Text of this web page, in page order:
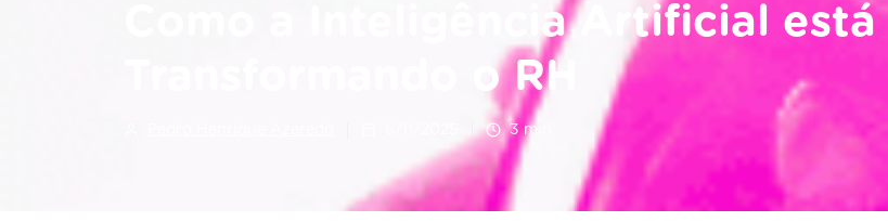
Como a Inteligência Artificial está
Transformando o RH
3 min